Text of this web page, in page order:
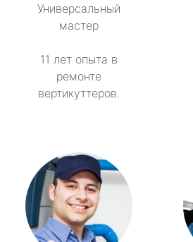
Тайцы
Толмачёво
Фёдоровское
Форносово
Янино-1
Универсальный
мастер
11 лет опыта в
ремонте
вертикуттеров.